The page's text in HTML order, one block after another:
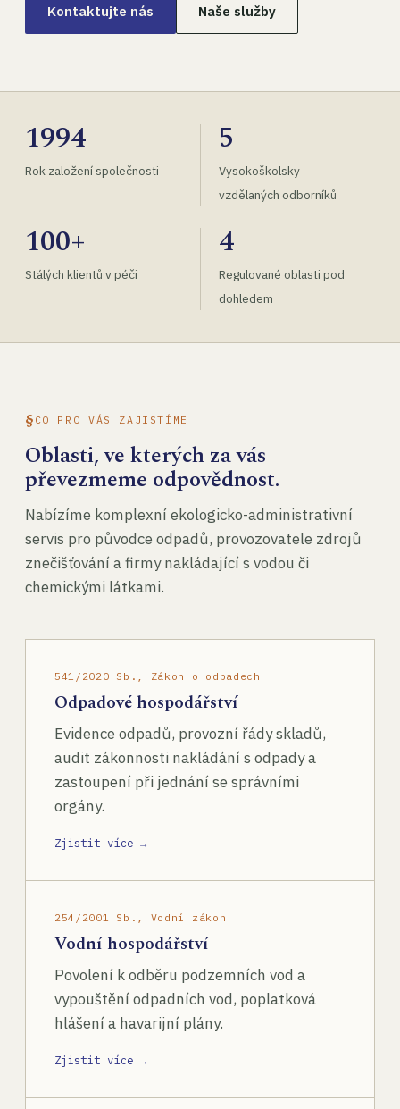
Kontaktujte nás Naše služby
1994
Rok založení společnosti
5
Vysokoškolsky
vzdělaných odborníků
100+
Stálých klientů v péči
4
Regulované oblasti pod
dohledem
CO PRO VÁS ZAJISTÍME
Oblasti, ve kterých za vás
převezmeme odpovědnost.
Nabízíme komplexní ekologicko-administrativní
servis pro původce odpadů, provozovatele zdrojů
znečišťování a firmy nakládající s vodou či
chemickými látkami.
541/2020 Sb., Zákon o odpadech
Odpadové hospodářství
Evidence odpadů, provozní řády skladů,
audit zákonnosti nakládání s odpady a
zastoupení při jednání se správními
orgány.
Zjistit více →
254/2001 Sb., Vodní zákon
Vodní hospodářství
Povolení k odběru podzemních vod a
vypouštění odpadních vod, poplatková
hlášení a havarijní plány.
Zjistit více →